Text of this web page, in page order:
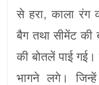
से हरा, काला रंग
बैग तथा सीमेंट की
की बोतलें पाई
भागने लगे।